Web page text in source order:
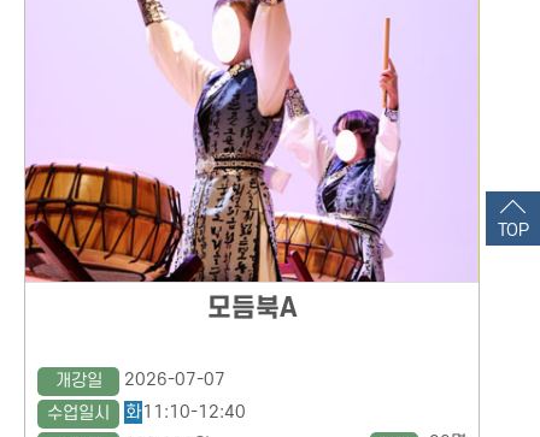
모듬북A
개강일
2026-07-07
수업일시
화11:10-12:40
TOP